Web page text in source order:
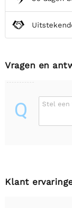
Vragen en
Q Stel een
Klant